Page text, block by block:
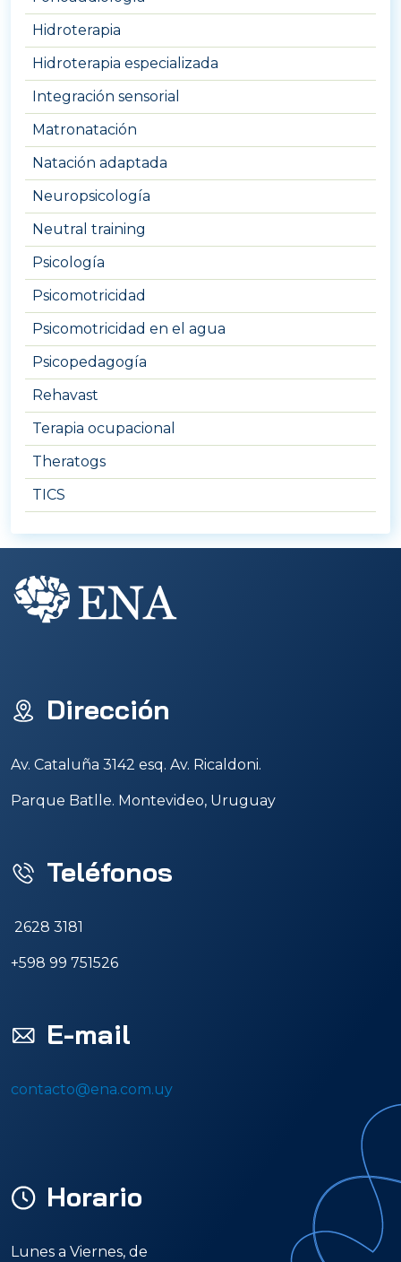
Hidroterapia
Hidroterapia especializada
Integración sensorial
Matronatación
Natación adaptada
Neuropsicología
Neutral training
Psicología
Psicomotricidad
Psicomotricidad en el agua
Psicopedagogía
Rehavast
Terapia ocupacional
Theratogs
TICS
Dirección
Av. Cataluña 3142 esq. Av. Ricaldoni.
Parque Batlle. Montevideo, Uruguay
Teléfonos
2628 3181
+598 99 751526
E-mail
contacto@ena.com.uy
Horario
Lunes a Viernes, de